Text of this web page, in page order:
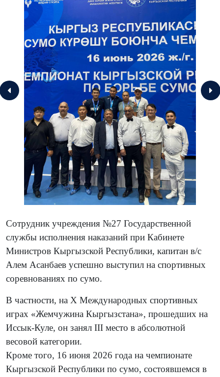
Сотрудник учреждения №27 Государственной
службы исполнения наказаний при Кабинете
Министров Кыргызской Республики, капитан в/с
Алем Асанбаев успешно выступил на спортивных
соревнованиях по сумо.
В частности, на X Международных спортивных
играх «Жемчужина Кыргызстана», прошедших на
Иссык-Куле, он занял III место в абсолютной
весовой категории.
Кроме того, 16 июня 2026 года на чемпионате
Кыргызской Республики по сумо, состоявшемся в